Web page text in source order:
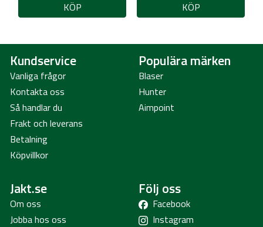
KÖP KÖP
Kundservice
Vanliga frågor
Kontakta oss
Så handlar du
Frakt och leverans
Betalning
Köpvillkor
Populära märken
Blaser
Hunter
Aimpoint
Jakt.se
Om oss
Jobba hos oss
Följ oss
Facebook
Instagram